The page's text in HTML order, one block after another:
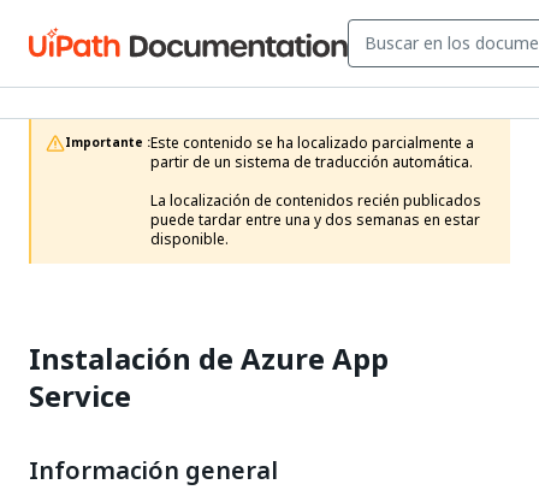
Importante :Este contenido se ha localizado parcialmente a
partir de un sistema de traducción automática.
La localización de contenidos recién publicados
puede tardar entre una y dos semanas en estar
disponible.
Instalación de Azure App
Service
Información general